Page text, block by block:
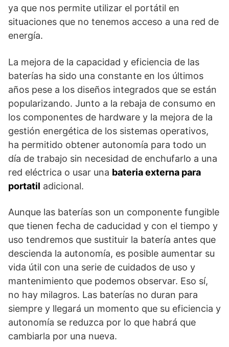
ya que nos permite utilizar el portátil en
situaciones que no tenemos acceso a una red de
energía.
La mejora de la capacidad y eficiencia de las
baterías ha sido una constante en los últimos
años pese a los diseños integrados que se están
popularizando. Junto a la rebaja de consumo en
los componentes de hardware y la mejora de la
gestión energética de los sistemas operativos,
ha permitido obtener autonomía para todo un
día de trabajo sin necesidad de enchufarlo a una
red eléctrica o usar una bateria externa para
portatil adicional.
Aunque las baterías son un componente fungible
que tienen fecha de caducidad y con el tiempo y
uso tendremos que sustituir la batería antes que
descienda la autonomía, es posible aumentar su
vida útil con una serie de cuidados de uso y
mantenimiento que podemos observar. Eso sí,
no hay milagros. Las baterías no duran para
siempre y llegará un momento que su eficiencia y
autonomía se reduzca por lo que habrá que
cambiarla por una nueva.